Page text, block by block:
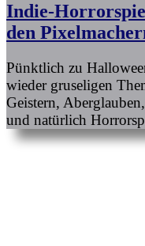
Indie-
den
Pünktlich zu
wieder gruseligen
Geistern,
und natürlich